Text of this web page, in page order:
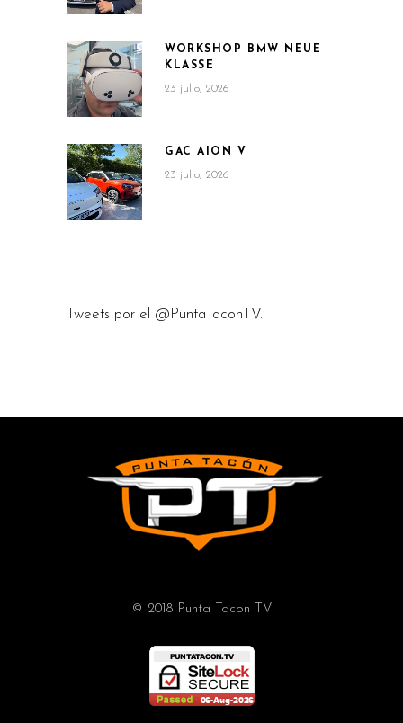
WORKSHOP BMW NEUE
KLASSE
23 julio, 2026
GAC AION V
23 julio, 2026
Tweets por el @PuntaTaconTV.
© 2018 Punta Tacon TV